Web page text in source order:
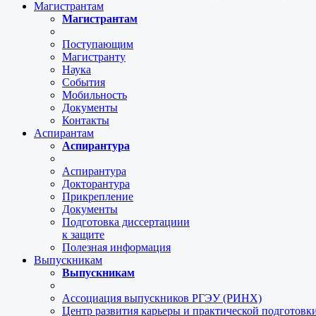
Магистрантам
Магистрантам
Поступающим
Магистранту
Наука
События
Мобильность
Документы
Контакты
Аспирантам
Аспирантура
Аспирантура
Докторантура
Прикрепление
Документы
Подготовка диссертациии
к защите
Полезная информация
Выпускникам
Выпускникам
Ассоциация выпускников РГЭУ (РИНХ)
Центр развития карьеры и практической